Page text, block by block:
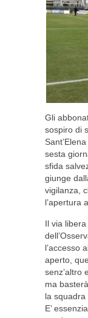
Gli
sospiro di
sesta
sfida
giunge
vigilanza,
l’apertura
Il via
l’accesso
aperto,
senz’altro
ma
la squadra
E’